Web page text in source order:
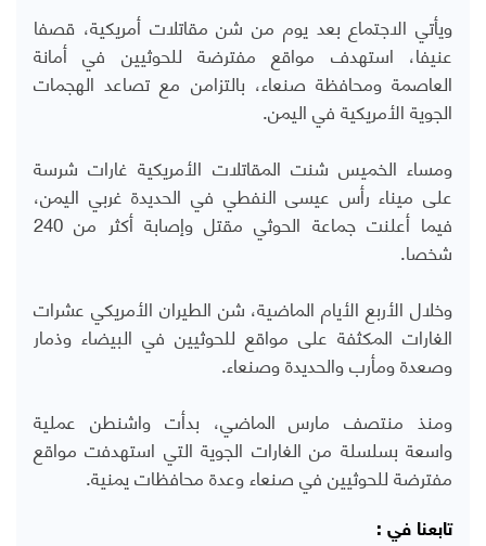
ويأتي الاجتماع بعد يوم من شن مقاتلات أمريكية، قصفا
عنيفا، استهدف مواقع مفترضة للحوثيين في أمانة
العاصمة ومحافظة صنعاء، بالتزامن مع تصاعد الهجمات
الجوية الأمريكية في اليمن.
ومساء الخميس شنت المقاتلات الأمريكية غارات شرسة
على ميناء رأس عيسى النفطي في الحديدة غربي اليمن،
فيما أعلنت جماعة الحوثي مقتل وإصابة أكثر من 240
شخصا.
وخلال الأربع الأيام الماضية، شن الطيران الأمريكي عشرات
الغارات المكثفة على مواقع للحوثيين في البيضاء وذمار
وصعدة ومأرب والحديدة وصنعاء.
ومنذ منتصف مارس الماضي، بدأت واشنطن عملية
واسعة بسلسلة من الغارات الجوية التي استهدفت مواقع
مفترضة للحوثيين في صنعاء وعدة محافظات يمنية.
تابعنا في :